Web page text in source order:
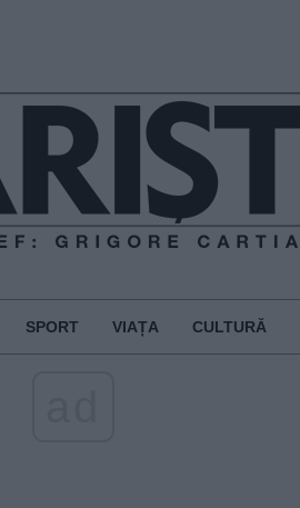
SPORT VIAȚA CULTURĂ